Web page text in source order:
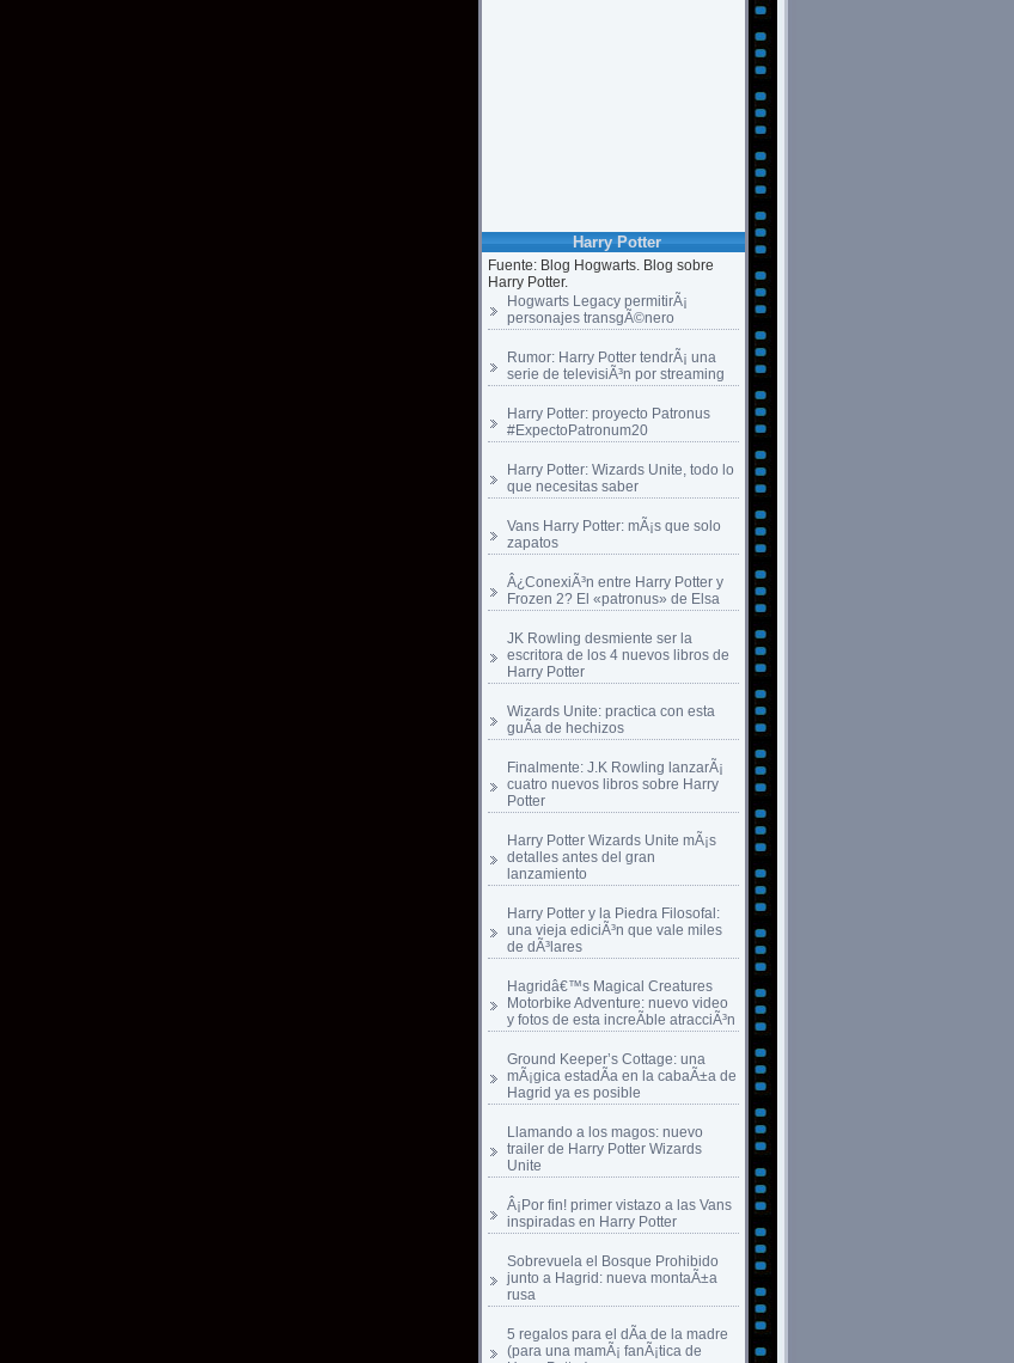
Harry Potter
Fuente: Blog Hogwarts. Blog sobre
Harry Potter.
Hogwarts Legacy permitirÃ¡
personajes transgÃ©nero
Rumor: Harry Potter tendrÃ¡ una
serie de televisiÃ³n por streaming
Harry Potter: proyecto Patronus
#ExpectoPatronum20
Harry Potter: Wizards Unite, todo lo
que necesitas saber
Vans Harry Potter: mÃ¡s que solo
zapatos
Â¿ConexiÃ³n entre Harry Potter y
Frozen 2? El «patronus» de Elsa
JK Rowling desmiente ser la
escritora de los 4 nuevos libros de
Harry Potter
Wizards Unite: practica con esta
guÃ­a de hechizos
Finalmente: J.K Rowling lanzarÃ¡
cuatro nuevos libros sobre Harry
Potter
Harry Potter Wizards Unite mÃ¡s
detalles antes del gran
lanzamiento
Harry Potter y la Piedra Filosofal:
una vieja ediciÃ³n que vale miles
de dÃ³lares
Hagridâ€™s Magical Creatures
Motorbike Adventure: nuevo video
y fotos de esta increÃ­ble atracciÃ³n
Ground Keeper’s Cottage: una
mÃ¡gica estadÃ­a en la cabaÃ±a de
Hagrid ya es posible
Llamando a los magos: nuevo
trailer de Harry Potter Wizards
Unite
Â¡Por fin! primer vistazo a las Vans
inspiradas en Harry Potter
Sobrevuela el Bosque Prohibido
junto a Hagrid: nueva montaÃ±a
rusa
5 regalos para el dÃ­a de la madre
(para una mamÃ¡ fanÃ¡tica de